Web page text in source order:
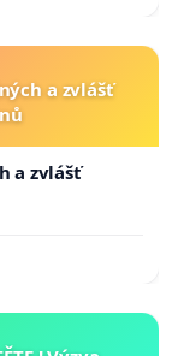
a zvlášť
a zvlášť